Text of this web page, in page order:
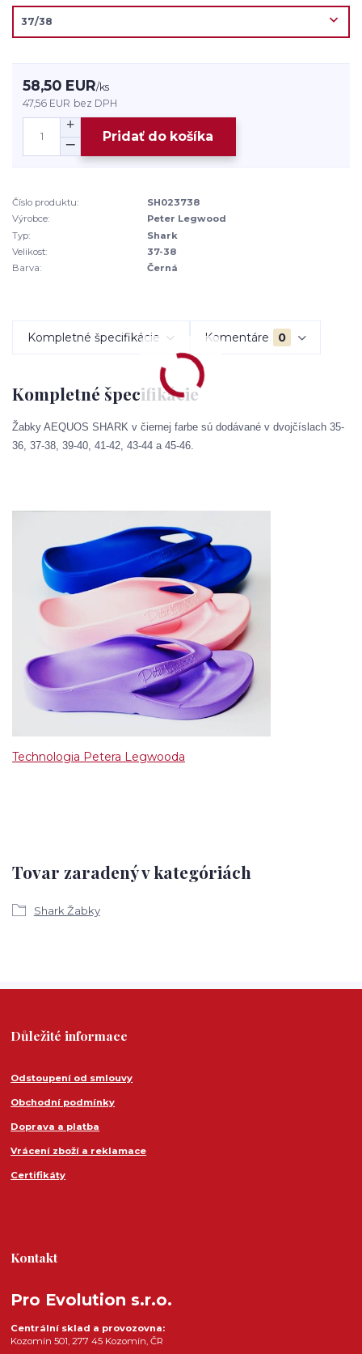
58,50 EUR/ks
47,56 EUR bez DPH
Pridať do košíka
Číslo produktu:
SH023738
Výrobce:
Peter Legwood
Typ:
Shark
Velikost:
37-38
Barva:
Černá
Kompletné špecifikácie Komentáre 0
Kompletné špecifikácie
Žabky AEQUOS SHARK v čiernej farbe sú dodávané v dvojčíslach 35-
36, 37-38, 39-40, 41-42, 43-44 a 45-46.
Technologia Petera Legwooda
Tovar zaradený v kategóriách
Shark Žabky
Důležité informace
Odstoupení od smlouvy
Obchodní podmínky
Doprava a platba
Vrácení zboží a reklamace
Certifikáty
Kontakt
Pro Evolution s.r.o.
Centrální sklad a provozovna:
Kozomín 501, 277 45 Kozomín, ČR